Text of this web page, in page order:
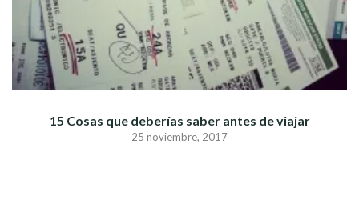
15 Cosas que deberías saber antes de viajar
25 noviembre, 2017